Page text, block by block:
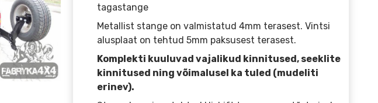
tagastange
Metallist stange on valmistatud 4mm terasest. Vintsi
alusplaat on tehtud 5mm paksusest terasest.
Komplekti kuuluvad vajalikud kinnitused, seeklite
kinnitused ning võimalusel ka tuled (mudeliti
erinev).